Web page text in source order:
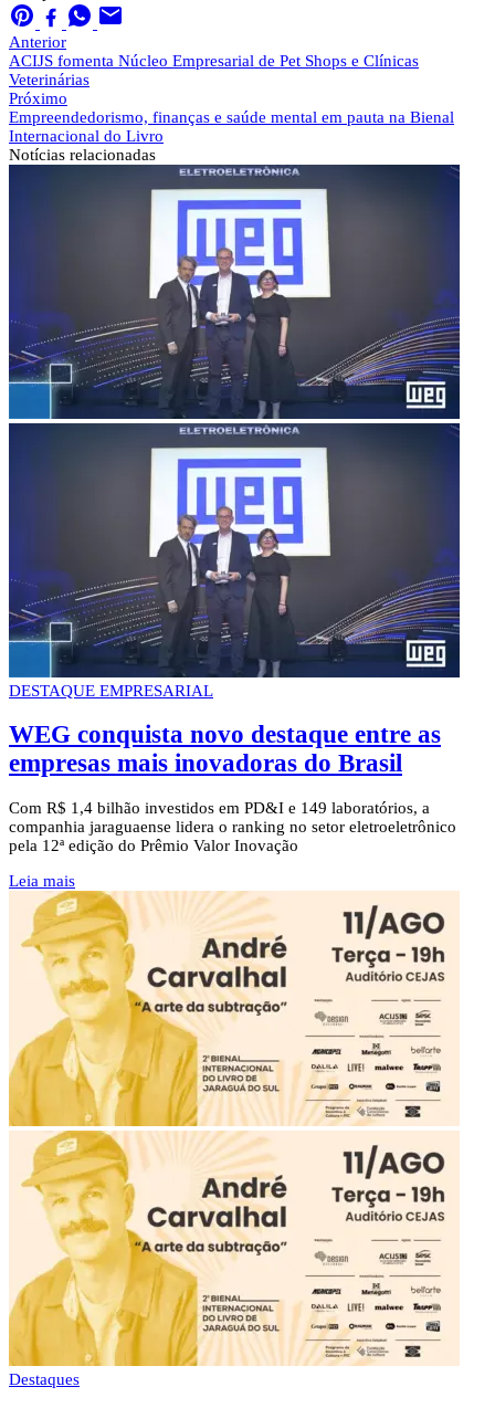
Anterior
ACIJS fomenta Núcleo Empresarial de Pet Shops e Clínicas
Veterinárias
Próximo
Empreendedorismo, finanças e saúde mental em pauta na Bienal
Internacional do Livro
Notícias relacionadas
DESTAQUE EMPRESARIAL
WEG conquista novo destaque entre as
empresas mais inovadoras do Brasil
Com R$ 1,4 bilhão investidos em PD&I e 149 laboratórios, a
companhia jaraguaense lidera o ranking no setor eletroeletrônico
pela 12ª edição do Prêmio Valor Inovação
Leia mais
Destaques